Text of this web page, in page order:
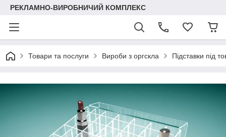
РЕКЛАМНО-ВИРОБНИЧИЙ КОМПЛЕКС
Товари та послуги Вироби з оргскла Підставки під